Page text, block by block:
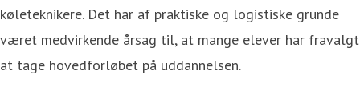
køleteknikere. Det har af praktiske og logistiske grunde
været medvirkende årsag til, at mange elever har fravalgt
at tage hovedforløbet på uddannelsen.